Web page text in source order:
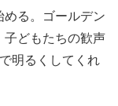
める。ゴールデン
子どもたちの歓声
明るくしてくれ